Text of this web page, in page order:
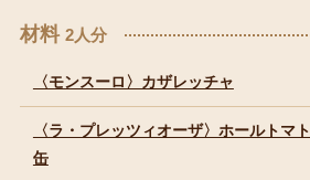
材料 2人分
〈モンスーロ〉カザレッチャ
〈ラ・プレッツィオーザ〉ホールトマト
缶